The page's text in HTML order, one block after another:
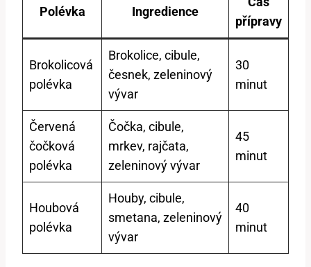
Polévka Ingredience
přípravy
Brokolicová
polévka
Brokolice, ⁤cibule,
česnek, zeleninový
vývar
30
minut
Červená‍
čočková
polévka
Čočka, cibule,
mrkev, rajčata,
‌zeleninový vývar
45
minut
Houbová
polévka
Houby,⁢ cibule,
smetana, zeleninový
vývar
40⁤
minut